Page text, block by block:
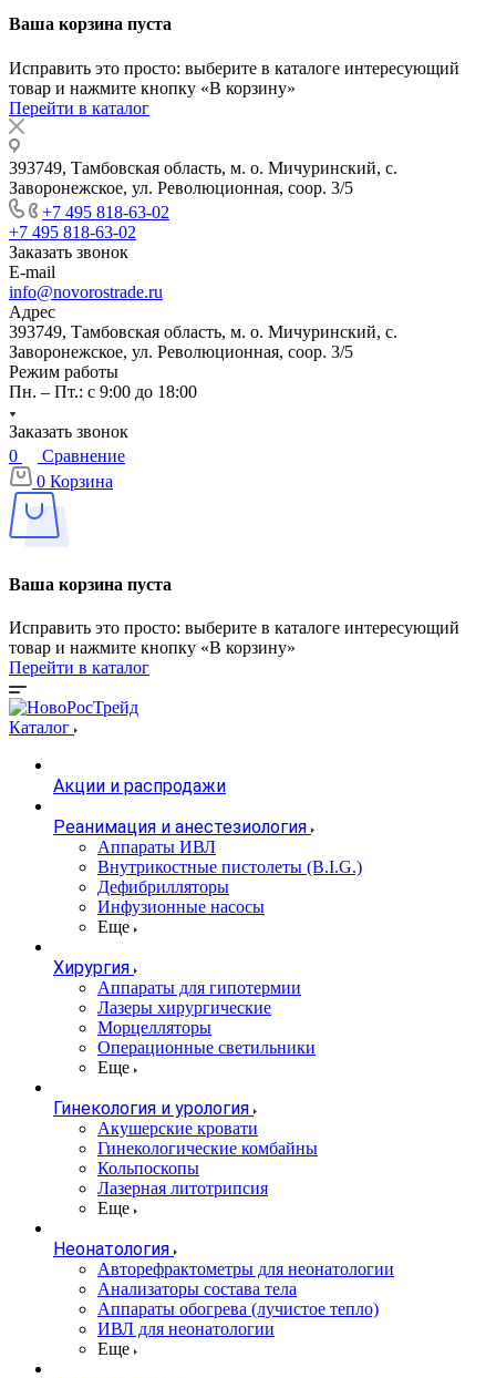
Ваша корзина пуста
Исправить это просто: выберите в каталоге интересующий
товар и нажмите кнопку «В корзину»
Перейти в каталог
393749, Тамбовская область, м. о. Мичуринский, с.
Заворонежское, ул. Революционная, соор. 3/5
+7 495 818-63-02
+7 495 818-63-02
Заказать звонок
E-mail
info@novorostrade.ru
Адрес
393749, Тамбовская область, м. о. Мичуринский, с.
Заворонежское, ул. Революционная, соор. 3/5
Режим работы
Пн. – Пт.: с 9:00 до 18:00
Заказать звонок
0
Сравнение
0 Корзина
Ваша корзина пуста
Исправить это просто: выберите в каталоге интересующий
товар и нажмите кнопку «В корзину»
Перейти в каталог
Каталог
Акции и распродажи
Реанимация и анестезиология
Аппараты ИВЛ
Внутрикостные пистолеты (B.I.G.)
Дефибрилляторы
Инфузионные насосы
Еще
Хирургия
Аппараты для гипотермии
Лазеры хирургические
Морцелляторы
Операционные светильники
Еще
Гинекология и урология
Акушерские кровати
Гинекологические комбайны
Кольпоскопы
Лазерная литотрипсия
Еще
Неонатология
Авторефрактометры для неонатологии
Анализаторы состава тела
Аппараты обогрева (лучистое тепло)
ИВЛ для неонатологии
Еще